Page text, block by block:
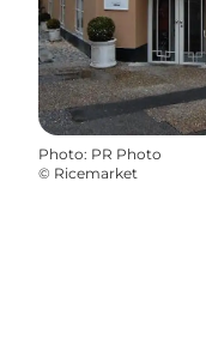
Photo: PR Photo
© Ricemarket